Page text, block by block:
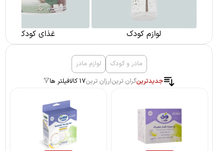
لوازم کودک غذای کودک
مادر و کودک
لوازم مادر
جدیدترینگران ترینارزان ترین17 کالا فیلتر ها